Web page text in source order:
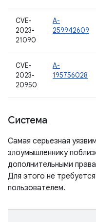
CVE-
2023-
21090
A-
259942609
CVE-
2023-
20950
A-
195756028
Система
Самая серьезная
злоумышленнику
дополнительными
Для этого не
пользователем.